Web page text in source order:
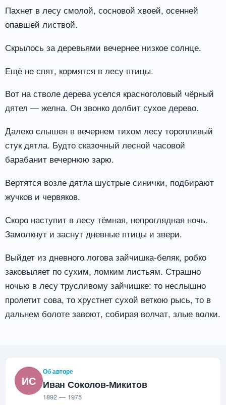
Пахнет в лесу смолой, сосновой хвоей, осенней
опавшей листвой.
Скрылось за деревьями вечернее низкое солнце.
Ещё не спят, кормятся в лесу птицы.
Вот на стволе дерева уселся красноголовый чёрный
дятел — желна. Он звонко долбит сухое дерево.
Далеко слышен в вечернем тихом лесу торопливый
стук дятла. Будто сказочный лесной часовой
барабанит вечернюю зарю.
Вертятся возле дятла шустрые синички, подбирают
жучков и червяков.
Скоро наступит в лесу тёмная, непроглядная ночь.
Замолкнут и заснут дневные птицы и звери.
Выйдет из дневного логова зайчишка-беляк, робко
заковыляет по сухим, ломким листьям. Страшно
ночью в лесу трусливому зайчишке: то неслышно
пролетит сова, то хрустнет сухой веткою рысь, то в
дальнем болоте завоют, собирая волчат, злые волки.
ИС
Об авторе
Иван Соколов-Микитов
1892 — 1975